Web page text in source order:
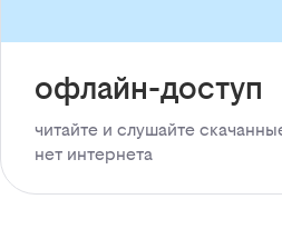
офлайн-доступ
читайте и слушайте
нет интернета